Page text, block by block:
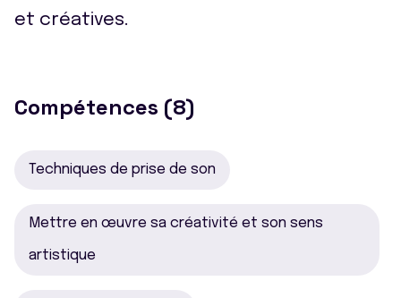
et créatives.
Compétences (8)
Techniques de prise de son
Mettre en œuvre sa créativité et son sens
artistique